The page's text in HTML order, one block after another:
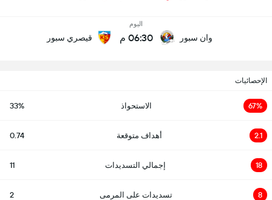
وان سبور
اليوم
06:30 م قيصري سبور
الإحصائيات
67% الاستحواذ 33%
2.1 أهداف متوقعة 0.74
18 إجمالي التسديدات 11
8 تسديدات على المرمى 2